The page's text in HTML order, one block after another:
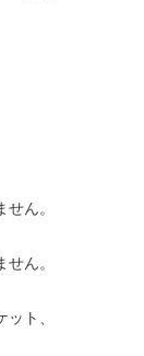
ん。
ん。
ト、